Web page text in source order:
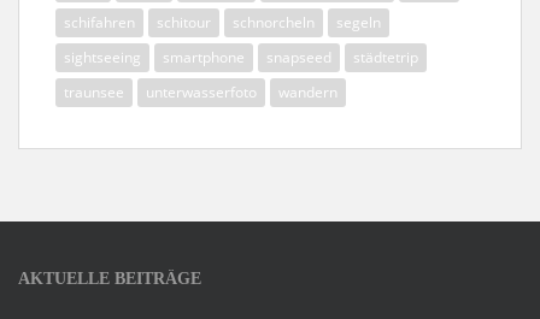
schifahren
schitour schnorcheln
segeln
sightseeing
smartphone snapseed
städtetrip
traunsee
unterwasserfoto wandern
AKTUELLE BEITRÄGE